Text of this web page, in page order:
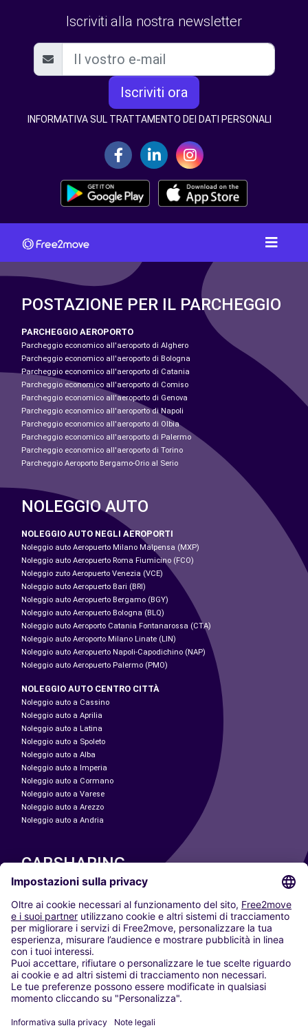
Iscriviti alla nostra newsletter
Iscriviti ora
INFORMATIVA SUL TRATTAMENTO DEI DATI PERSONALI
POSTAZIONE PER IL PARCHEGGIO
PARCHEGGIO AEROPORTO
Parcheggio economico all'aeroporto di Alghero
Parcheggio economico all'aeroporto di Bologna
Parcheggio economico all'aeroporto di Catania
Parcheggio economico all'aeroporto di Comiso
Parcheggio economico all'aeroporto di Genova
Parcheggio economico all'aeroporto di Napoli
Parcheggio economico all'aeroporto di Olbia
Parcheggio economico all'aeroporto di Palermo
Parcheggio economico all'aeroporto di Torino
Parcheggio Aeroporto Bergamo-Orio al Serio
NOLEGGIO AUTO
NOLEGGIO AUTO NEGLI AEROPORTI
Noleggio auto Aeropuerto Milano Malpensa (MXP)
Noleggio auto Aeropuerto Roma Fiumicino (FCO)
Noleggio zuto Aeropuerto Venezia (VCE)
Noleggio auto Aeropuerto Bari (BRI)
Noleggio auto Aeropuerto Bergamo (BGY)
Noleggio auto Aeropuerto Bologna (BLQ)
Noleggio auto Aeroporto Catania Fontanarossa (CTA)
Noleggio auto Aeroporto Milano Linate (LIN)
Noleggio auto Aeropuerto Napoli-Capodichino (NAP)
Noleggio auto Aeropuerto Palermo (PMO)
NOLEGGIO AUTO CENTRO CITTÀ
Noleggio auto a Cassino
Noleggio auto a Aprilia
Noleggio auto a Latina
Noleggio auto a Spoleto
Noleggio auto a Alba
Noleggio auto a Imperia
Noleggio auto a Cormano
Noleggio auto a Varese
Noleggio auto a Arezzo
Noleggio auto a Andria
CARSHARING
LE NOSTRE CITTÀ
Paris
Madrid
Washington DC
Milano
Roma
Torino
Vienna
Berlino
Düsseldorf